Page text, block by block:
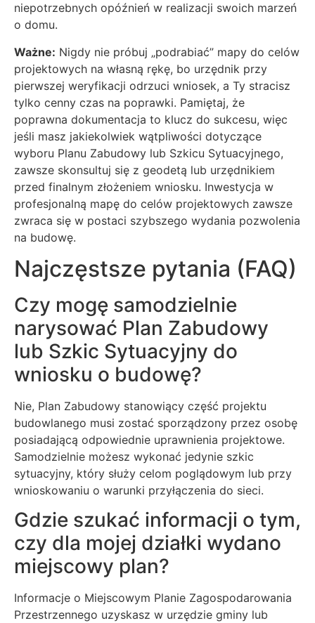
niepotrzebnych opóźnień w realizacji swoich marzeń
o domu.
Ważne: Nigdy nie próbuj „podrabiać” mapy do celów
projektowych na własną rękę, bo urzędnik przy
pierwszej weryfikacji odrzuci wniosek, a Ty stracisz
tylko cenny czas na poprawki. Pamiętaj, że
poprawna dokumentacja to klucz do sukcesu, więc
jeśli masz jakiekolwiek wątpliwości dotyczące
wyboru Planu Zabudowy lub Szkicu Sytuacyjnego,
zawsze skonsultuj się z geodetą lub urzędnikiem
przed finalnym złożeniem wniosku. Inwestycja w
profesjonalną mapę do celów projektowych zawsze
zwraca się w postaci szybszego wydania pozwolenia
na budowę.
Najczęstsze pytania (FAQ)
Czy mogę samodzielnie
narysować Plan Zabudowy
lub Szkic Sytuacyjny do
wniosku o budowę?
Nie, Plan Zabudowy stanowiący część projektu
budowlanego musi zostać sporządzony przez osobę
posiadającą odpowiednie uprawnienia projektowe.
Samodzielnie możesz wykonać jedynie szkic
sytuacyjny, który służy celom poglądowym lub przy
wnioskowaniu o warunki przyłączenia do sieci.
Gdzie szukać informacji o tym,
czy dla mojej działki wydano
miejscowy plan?
Informacje o Miejscowym Planie Zagospodarowania
Przestrzennego uzyskasz w urzędzie gminy lub